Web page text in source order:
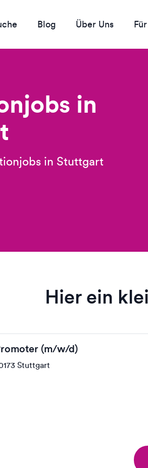
Blog Über Uns
in
in Stuttgart
Hier ein
(m/w/d)
Stuttgart